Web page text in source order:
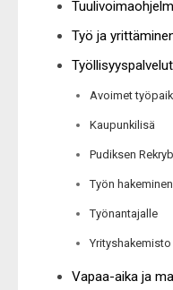
Työ ja
Työllisyyspalvelut
Avoimet
Kaupunkilisä
Pudiksen
Työn hakeminen
Työnantajalle
Yrityshakemisto
Vapaa-aika ja